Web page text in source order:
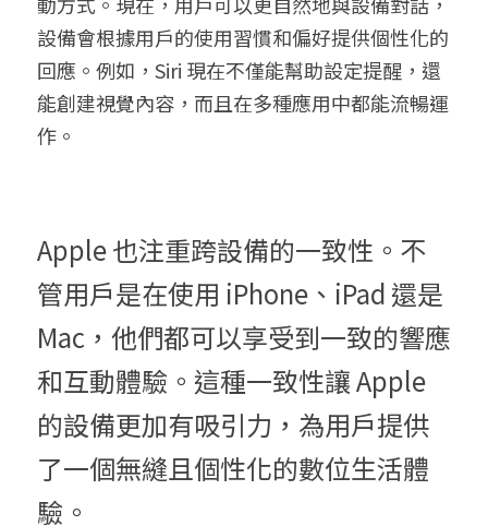
設備會根據用戶的使用習慣和偏好提供個性化的
回應。例如，Siri 現在不僅能幫助設定提醒，還
能創建視覺內容，而且在多種應用中都能流暢運
作。
Apple 也注重跨設備的一致性。不
管用戶是在使用 iPhone、iPad 還是
Mac，他們都可以享受到一致的響應
和互動體驗。這種一致性讓 Apple
的設備更加有吸引力，為用戶提供
了一個無縫且個性化的數位生活體
驗。